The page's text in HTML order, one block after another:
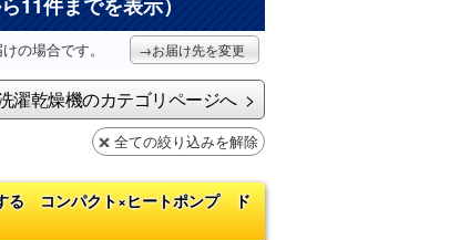
の場合です。 →お届け先を変更
濯乾燥機のカテゴリページへ
全ての絞り込みを解除
る コンパクト×ヒートポンプ ド